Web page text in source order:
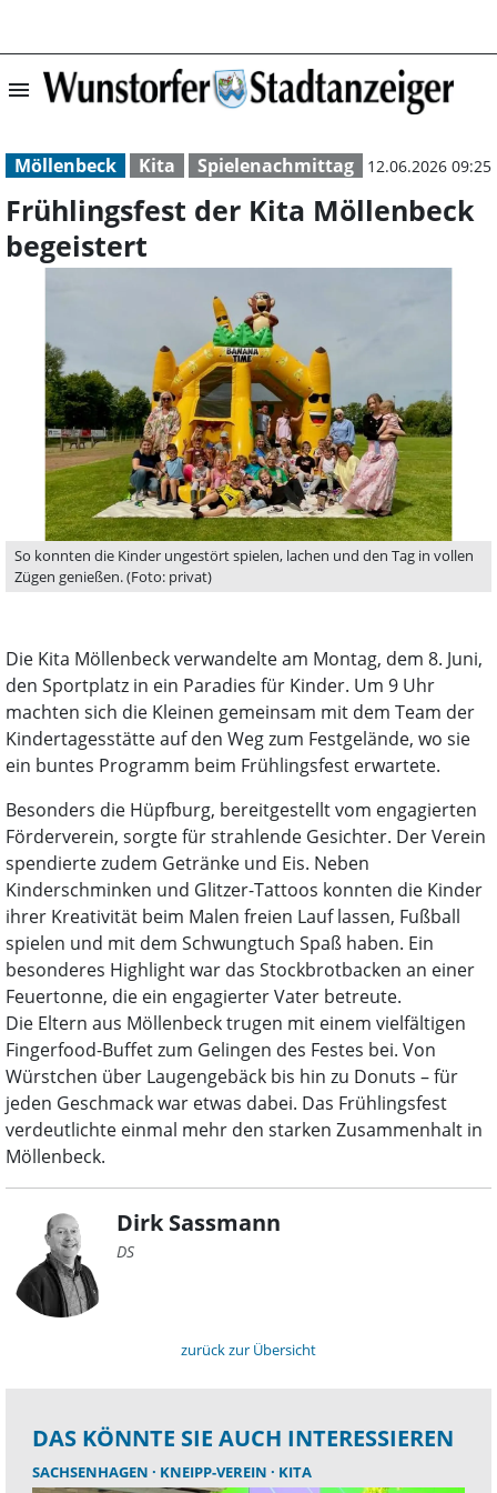
menu Frühlingsfest
Möllenbeck Kita Spielenachmittag 12.06.2026 09:25
Frühlingsfest der Kita Möllenbeck
begeistert
So konnten die Kinder ungestört spielen, lachen und den Tag in vollen
Zügen genießen. (Foto: privat)
Die Kita Möllenbeck verwandelte am Montag, dem 8. Juni,
den Sportplatz in ein Paradies für Kinder. Um 9 Uhr
machten sich die Kleinen gemeinsam mit dem Team der
Kindertagesstätte auf den Weg zum Festgelände, wo sie
ein buntes Programm beim Frühlingsfest erwartete.
Besonders die Hüpfburg, bereitgestellt vom engagierten
Förderverein, sorgte für strahlende Gesichter. Der Verein
spendierte zudem Getränke und Eis. Neben
Kinderschminken und Glitzer-Tattoos konnten die Kinder
ihrer Kreativität beim Malen freien Lauf lassen, Fußball
spielen und mit dem Schwungtuch Spaß haben. Ein
besonderes Highlight war das Stockbrotbacken an einer
Feuertonne, die ein engagierter Vater betreute.
Die Eltern aus Möllenbeck trugen mit einem vielfältigen
Fingerfood-Buffet zum Gelingen des Festes bei. Von
Würstchen über Laugengebäck bis hin zu Donuts – für
jeden Geschmack war etwas dabei. Das Frühlingsfest
verdeutlichte einmal mehr den starken Zusammenhalt in
Möllenbeck.
Dirk Sassmann
DS
zurück zur Übersicht
DAS KÖNNTE SIE AUCH INTERESSIEREN
SACHSENHAGEN KNEIPP-VEREIN KITA